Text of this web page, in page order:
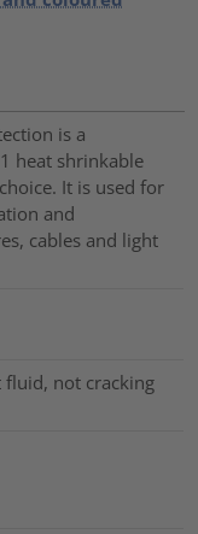
is a
heat shrinkable
It is used for
and
cables and light
not cracking